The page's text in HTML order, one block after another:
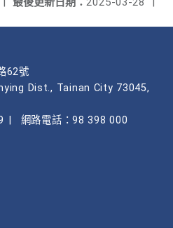
62號
Dist., Tainan City 73045,
網路電話：98 398 000